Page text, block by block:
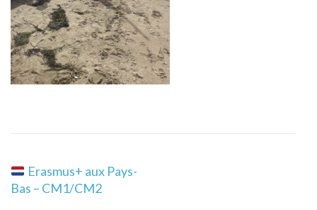
Navigation
de
Erasmus+ aux Pays-
Bas – CM1/CM2